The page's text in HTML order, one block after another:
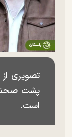
تصویری
پشت
است.